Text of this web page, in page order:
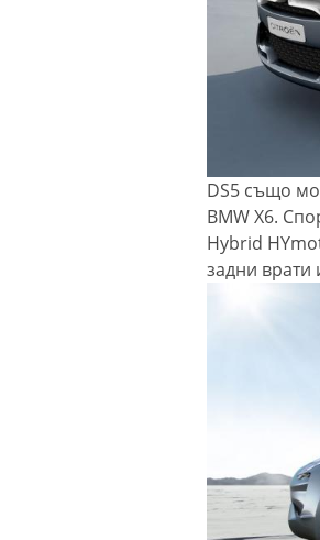
DS5 също
BMW X6.
Hybrid
задни врати